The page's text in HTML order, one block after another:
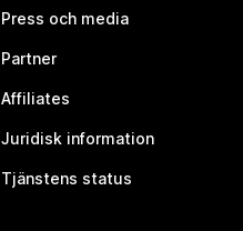
Press och media
Partner
Affiliates
Juridisk information
Tjänstens status